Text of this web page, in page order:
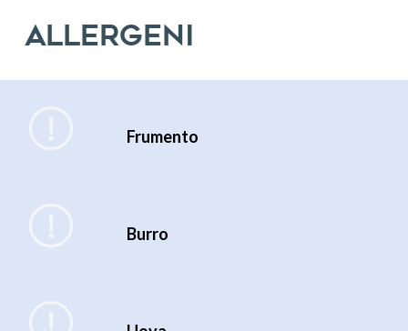
Allergeni
Frumento
Burro